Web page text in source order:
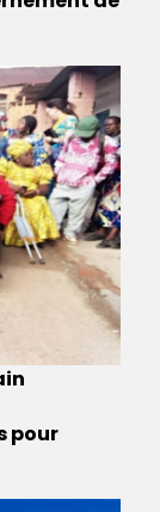
pour